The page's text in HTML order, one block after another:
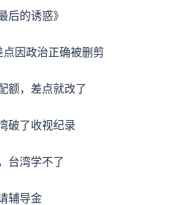
后的诱惑》
点因政治正确被删剪
额，差点就改了
破了收视纪录
台湾学不了
辅导金